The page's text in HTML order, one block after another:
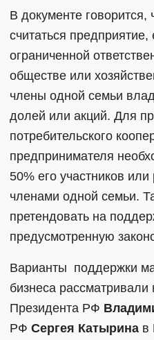
В документе
считаться
ограниченной
обществе или
члены одной семьи
долей или акций. Для
потребительского
предпринимателя
50% его участников
членами одной семьи.
претендовать на
предусмотренную
Варианты поддержки
бизнеса рассматривали
Президента РФ
РФ Сергея Катырина в